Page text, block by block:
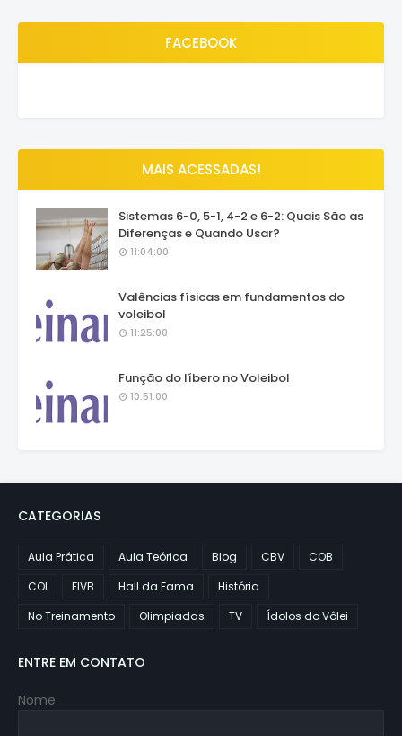
FACEBOOK
MAIS ACESSADAS!
Sistemas 6-0, 5-1, 4-2 e 6-2: Quais São as
Diferenças e Quando Usar?
11:04:00
Valências físicas em fundamentos do
voleibol
11:25:00
Função do líbero no Voleibol
10:51:00
CATEGORIAS
Aula Prática Aula Teórica Blog CBV
COB
COI
FIVB Hall da Fama
História
No Treinamento
Olimpiadas TV Ídolos do Vôlei
ENTRE EM CONTATO
Nome